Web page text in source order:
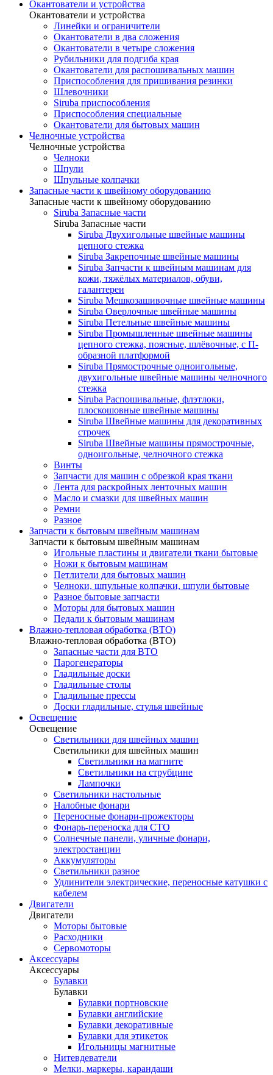
Окантователи и устройства
Окантователи и устройства
Линейки и ограничители
Окантователи в два сложения
Окантователи в четыре сложения
Рубильники для подгиба края
Окантователи для распошивальных машин
Приспособления для пришивания резинки
Шлевочники
Siruba приспособления
Приспособления специальные
Окантователи для бытовых машин
Челночные устройства
Челночные устройства
Челноки
Шпули
Шпульные колпачки
Запасные части к швейному оборудованию
Запасные части к швейному оборудованию
Siruba Запасные части
Siruba Запасные части
Siruba Двухигольные швейные машины
цепного стежка
Siruba Закрепочные швейные машины
Siruba Запчасти к швейным машинам для
кожи, тяжёлых материалов, обуви,
галантереи
Siruba Мешкозашивочные швейные машины
Siruba Оверлочные швейные машины
Siruba Петельные швейные машины
Siruba Промышленные швейные машины
цепного стежка, поясные, шлёвочные, с П-
образной платформой
Siruba Прямострочные одноигольные,
двухигольные швейные машины челночного
стежка
Siruba Распошивальные, флэтлоки,
плоскошовные швейные машины
Siruba Швейные машины для декоративных
строчек
Siruba Швейные машины прямострочные,
одноигольные, челночного стежка
Винты
Запчасти для машин с обрезкой края ткани
Лента для раскройных ленточных машин
Масло и смазки для швейных машин
Ремни
Разное
Запчасти к бытовым швейным машинам
Запчасти к бытовым швейным машинам
Игольные пластины и двигатели ткани бытовые
Ножи к бытовым машинам
Петлители для бытовых машин
Челноки, шпульные колпачки, шпули бытовые
Разное бытовые запчасти
Моторы для бытовых машин
Педали к бытовым машинам
Влажно-тепловая обработка (ВТО)
Влажно-тепловая обработка (ВТО)
Запасные части для ВТО
Парогенераторы
Гладильные доски
Гладильные столы
Гладильные прессы
Доски гладильные, стулья швейные
Освещение
Освещение
Светильники для швейных машин
Светильники для швейных машин
Светильники на магните
Светильники на струбцине
Лампочки
Светильники настольные
Налобные фонари
Переносные фонари-прожекторы
Фонарь-переноска для СТО
Солнечные панели, уличные фонари,
электростанции
Аккумуляторы
Светильники разное
Удлинители электрические, переносные катушки с
кабелем
Двигатели
Двигатели
Моторы бытовые
Расходники
Сервомоторы
Аксессуары
Аксессуары
Булавки
Булавки
Булавки портновские
Булавки английские
Булавки декоративные
Булавки для этикеток
Игольницы магнитные
Нитевдеватели
Мелки, маркеры, карандаши